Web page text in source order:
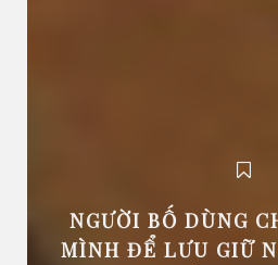
NGƯỜI BỐ DÙNG
MÌNH ĐỂ LƯU GIỮ